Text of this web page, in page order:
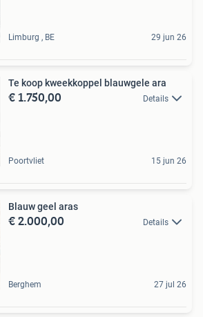
Limburg , BE 29 jun 26
Te koop kweekkoppel blauwgele ara
€ 1.750,00 Details
Poortvliet 15 jun 26
Blauw geel aras
€ 2.000,00 Details
Berghem 27 jul 26